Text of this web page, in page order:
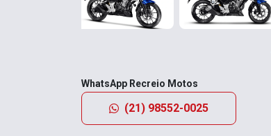
WhatsApp Recreio Motos
(21) 98552-0025